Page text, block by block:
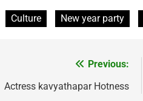
Culture New year party
Previous:
Actress kavyathapar Hotness